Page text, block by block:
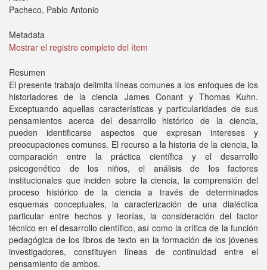
Pacheco, Pablo Antonio
Metadata
Mostrar el registro completo del ítem
Resumen
El presente trabajo delimita líneas comunes a los enfoques de los
historiadores de la ciencia James Conant y Thomas Kuhn.
Exceptuando aquellas características y particularidades de sus
pensamientos acerca del desarrollo histórico de la ciencia,
pueden identificarse aspectos que expresan intereses y
preocupaciones comunes. El recurso a la historia de la ciencia, la
comparación entre la práctica científica y el desarrollo
psicogenético de los niños, el análisis de los factores
institucionales que inciden sobre la ciencia, la comprensión del
proceso histórico de la ciencia a través de determinados
esquemas conceptuales, la caracterización de una dialéctica
particular entre hechos y teorías, la consideración del factor
técnico en el desarrollo científico, así como la crítica de la función
pedagógica de los libros de texto en la formación de los jóvenes
investigadores, constituyen líneas de continuidad entre el
pensamiento de ambos.